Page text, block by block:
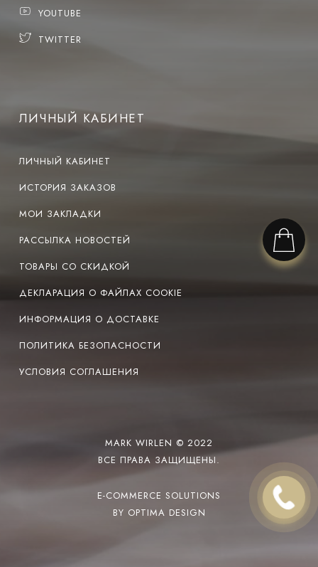
YOUTUBE
TWITTER
ЛИЧНЫЙ КАБИНЕТ
ЛИЧНЫЙ КАБИНЕТ
ИСТОРИЯ ЗАКАЗОВ
МОИ ЗАКЛАДКИ
РАССЫЛКА НОВОСТЕЙ
ТОВАРЫ СО СКИДКОЙ
ДЕКЛАРАЦИЯ О ФАЙЛАХ COOKIE
ИНФОРМАЦИЯ О ДОСТАВКЕ
ПОЛИТИКА БЕЗОПАСНОСТИ
УСЛОВИЯ СОГЛАШЕНИЯ
MARK WIRLEN © 2022
ВСЕ ПРАВА ЗАЩИЩЕНЫ.
E-COMMERCE SOLUTIONS
BY OPTIMA DESIGN